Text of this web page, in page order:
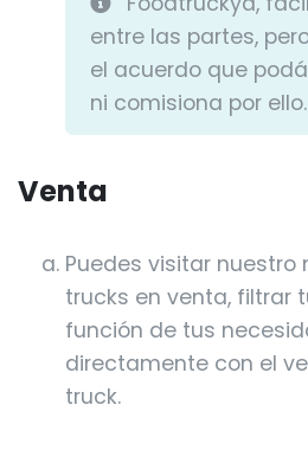
entre las partes,
el acuerdo que
ni comisiona por ello.
Venta
Puedes visitar
trucks en venta, filtrar
función de tus
directamente con el
truck.